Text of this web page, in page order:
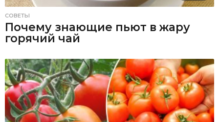
СОВЕТЫ
Почему знающие пьют в жару
горячий чай